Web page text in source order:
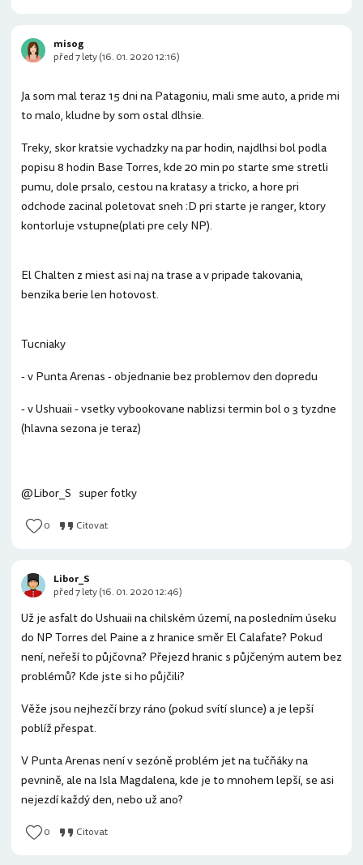
Ja som mal teraz 15 dni na Patagoniu, mali sme auto, a pride mi
to malo, kludne by som ostal dlhsie.
Treky, skor kratsie vychadzky na par hodin, najdlhsi bol podla
popisu 8 hodin Base Torres, kde 20 min po starte sme stretli
pumu, dole prsalo, cestou na kratasy a tricko, a hore pri
odchode zacinal poletovat sneh :D pri starte je ranger, ktory
kontorluje vstupne(plati pre cely NP).
El Chalten z miest asi naj na trase a v pripade takovania,
benzika berie len hotovost.
Tucniaky
- v Punta Arenas - objednanie bez problemov den dopredu
- v Ushuaii - vsetky vybookovane nablizsi termin bol o 3 tyzdne
(hlavna sezona je teraz)
@Libor_S super fotky
0 Citovat
misog
před 7 lety (16. 01. 2020 12:16)
Už je asfalt do Ushuaii na chilském území, na posledním úseku
do NP Torres del Paine a z hranice směr El Calafate? Pokud
není, neřeší to půjčovna? Přejezd hranic s půjčeným autem bez
problémů? Kde jste si ho půjčili?
Věže jsou nejhezčí brzy ráno (pokud svítí slunce) a je lepší
poblíž přespat.
V Punta Arenas není v sezóně problém jet na tučňáky na
pevnině, ale na Isla Magdalena, kde je to mnohem lepší, se asi
nejezdí každý den, nebo už ano?
0 Citovat
Libor_S
před 7 lety (16. 01. 2020 12:46)